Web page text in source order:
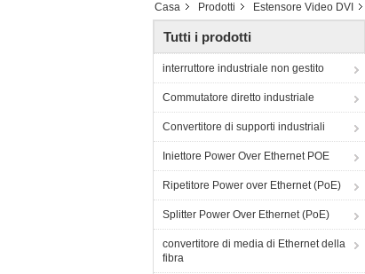
Casa Prodotti Estensore Video DVI
Tutti i prodotti
interruttore industriale non gestito
Commutatore diretto industriale
Convertitore di supporti industriali
Iniettore Power Over Ethernet POE
Ripetitore Power over Ethernet (PoE)
Splitter Power Over Ethernet (PoE)
convertitore di media di Ethernet della
fibra